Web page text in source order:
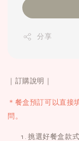
分享
｜訂購說明｜
＊餐盒預訂可以直接
問。
挑選好餐盒款